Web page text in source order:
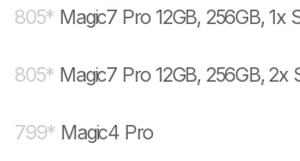
805* Magic7 Pro 12GB, 256GB, 1x
805* Magic7 Pro 12GB, 256GB, 2x
799* Magic4 Pro